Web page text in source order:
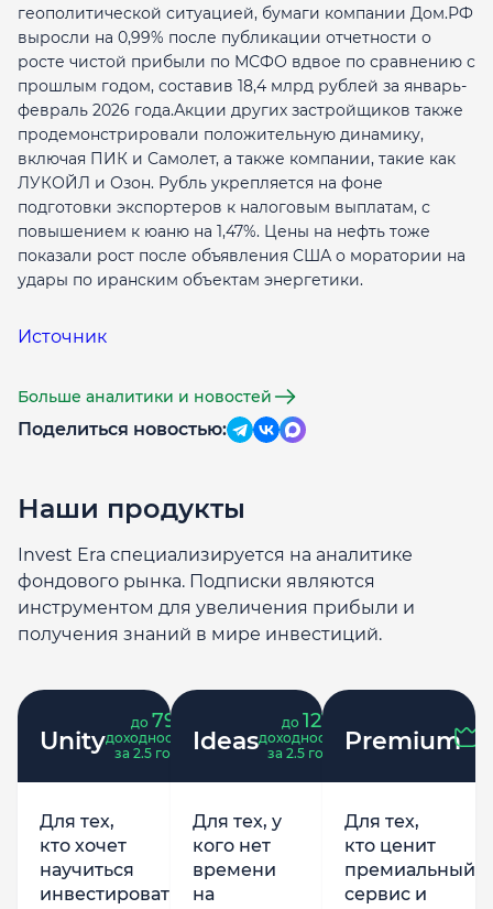
геополитической ситуацией, бумаги компании Дом.РФ
выросли на 0,99% после публикации отчетности о
росте чистой прибыли по МСФО вдвое по сравнению с
прошлым годом, составив 18,4 млрд рублей за январь-
февраль 2026 года.Акции других застройщиков также
продемонстрировали положительную динамику,
включая ПИК и Самолет, а также компании, такие как
ЛУКОЙЛ и Озон. Рубль укрепляется на фоне
подготовки экспортеров к налоговым выплатам, с
повышением к юаню на 1,47%. Цены на нефть тоже
показали рост после объявления США о моратории на
удары по иранским объектам энергетики.
Источник
Больше аналитики и новостей
Поделиться новостью:
Наши продукты
Invest Era специализируется на аналитике
фондового рынка. Подписки являются
инструментом для увеличения прибыли и
получения знаний в мире инвестиций.
Unity
до 79
доходность
за 2.5 года
Для тех,
кто хочет
научиться
инвестировать
Ideas
до 121
доходность
за 2.5 года
Для тех, у
кого нет
времени
на
Premium
Для тех,
кто ценит
премиальный
сервис и